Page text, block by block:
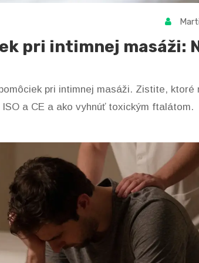
pri intimnej masáži:
pri intimnej masáži. Zistite, ktoré
a CE a ako vyhnúť toxickým ftalátom.